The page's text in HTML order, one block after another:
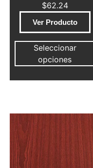
$62.24
Ver Producto
Seleccionar
opciones